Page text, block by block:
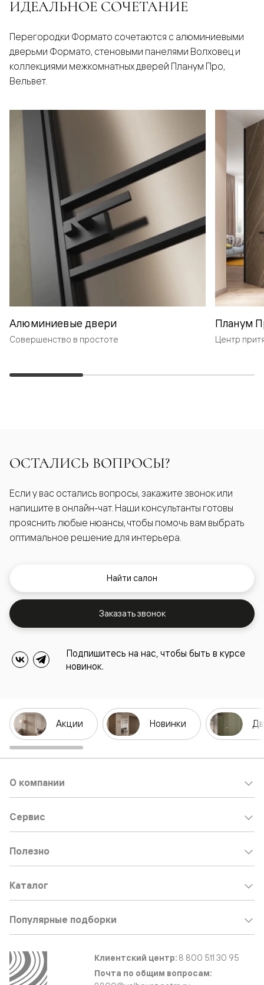
ИДЕАЛЬНОЕ СОЧЕТАНИЕ
Перегородки Формато сочетаются с алюминиевыми
дверьми Формато, стеновыми панелями Волховец и
коллекциями межкомнатных дверей Планум Про,
Вельвет.
Алюминиевые двери
Совершенство в простоте
Планум
Центр
ОСТАЛИСЬ ВОПРОСЫ?
Если у вас остались вопросы, закажите звонок или
напишите в онлайн-чат. Наши консультанты готовы
прояснить любые нюансы, чтобы помочь вам выбрать
оптимальное решение для интерьера.
Найти салон
Заказать звонок
Подпишитесь на нас, чтобы быть в курсе
новинок.
Акции Новинки
О компании
Сервис
Полезно
Каталог
Популярные подборки
Клиентский центр: 8 800 511 30 95
Почта по общим вопросам: